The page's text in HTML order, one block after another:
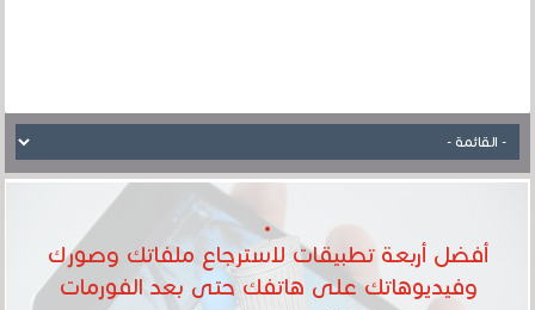
أفضل أربعة تطبيقات لاسترجاع ملفاتك وصورك
وفيديوهاتك على هاتفك حتى بعد الفورمات